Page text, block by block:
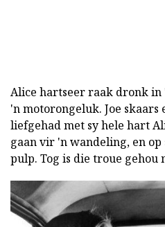
Alice hartseer raak dronk
'n motorongeluk. Joe
liefgehad met sy hele hart
gaan vir 'n wandeling, en op
pulp. Tog is die troue gehou